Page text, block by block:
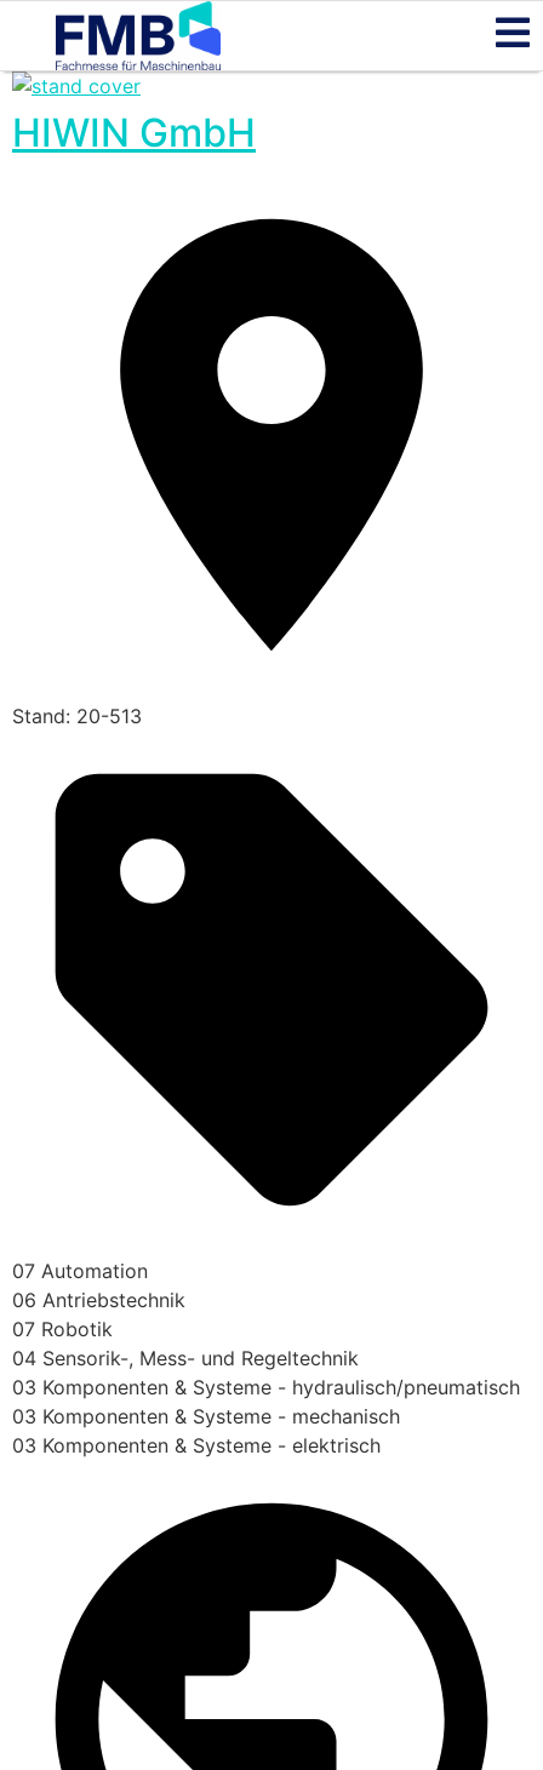
HIWIN GmbH
Stand: 20-513
07 Automation
06 Antriebstechnik
07 Robotik
04 Sensorik-, Mess- und Regeltechnik
03 Komponenten & Systeme - hydraulisch/pneumatisch
03 Komponenten & Systeme - mechanisch
03 Komponenten & Systeme - elektrisch